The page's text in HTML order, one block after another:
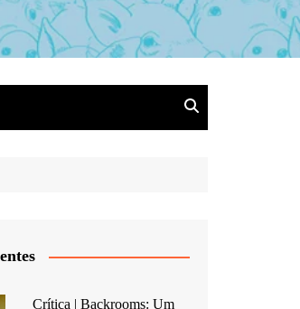
Crítica | Backrooms: Um